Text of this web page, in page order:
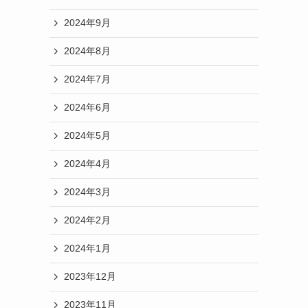
2024年9月
2024年8月
2024年7月
2024年6月
2024年5月
2024年4月
2024年3月
2024年2月
2024年1月
2023年12月
2023年11月